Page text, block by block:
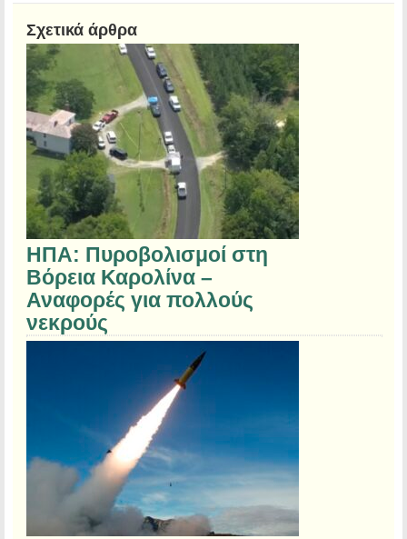
Σχετικά άρθρα
ΗΠΑ: Πυροβολισμοί στη
Βόρεια Καρολίνα –
Αναφορές για πολλούς
νεκρούς